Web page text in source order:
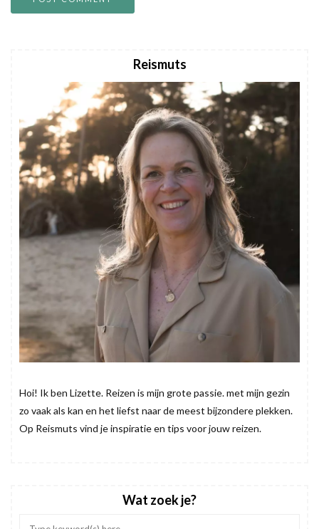
Reismuts
Hoi! Ik ben Lizette. Reizen is mijn grote passie. met mijn gezin
zo vaak als kan en het liefst naar de meest bijzondere plekken.
Op Reismuts vind je inspiratie en tips voor jouw reizen.
Wat zoek je?